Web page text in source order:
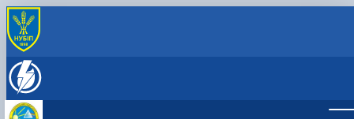
ПРО НАС
НАУКОВО-ІНОВАЦІЙНА ДІЯЛЬНІСТЬ